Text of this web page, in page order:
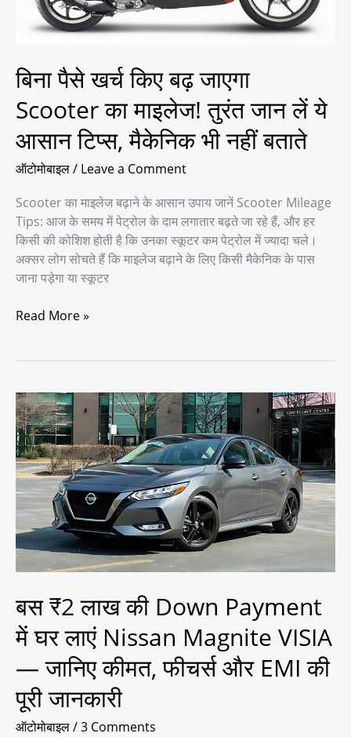
बिना पैसे खर्च किए बढ़ जाएगा
Scooter का माइलेज! तुरंत जान लें ये
आसान टिप्स, मैकेनिक भी नहीं बताते
ऑटोमोबाइल/ Leave a Comment
Scooter का माइलेज बढ़ाने के आसान उपाय जानें Scooter Mileage
Tips: आज के समय में पेट्रोल के दाम लगातार बढ़ते जा रहे हैं, और हर
किसी की कोशिश होती है कि उनका स्कूटर कम पेट्रोल में ज्यादा चले।
अक्सर लोग सोचते हैं कि माइलेज बढ़ाने के लिए किसी मैकेनिक के पास
जाना पड़ेगा या स्कूटर
जान
ये
आसान
टिप्स,
मैकेनिक
भी
नहीं
बताते
Read More »
बस ₹2 लाख की Down Payment
में घर लाएं Nissan Magnite VISIA
— जानिए कीमत, फीचर्स और EMI की
पूरी जानकारी
ऑटोमोबाइल/3 Comments
बस
₹2
लाख
की
Down
Payment
में
घर
लाएं
Nissan
VISIA
—
जानिए
फीचर्स
और
EMI